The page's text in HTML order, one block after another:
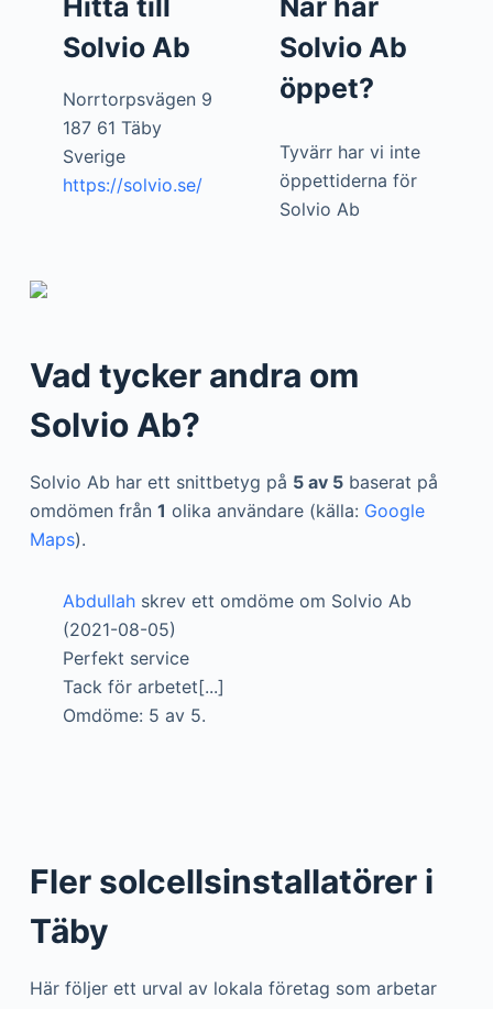
Hitta till
Solvio Ab
Norrtorpsvägen 9
187 61 Täby
Sverige
https://solvio.se/
När har
Solvio Ab
öppet?
Tyvärr har vi inte
öppettiderna för
Solvio Ab
Vad tycker andra om
Solvio Ab?
Solvio Ab har ett snittbetyg på 5 av 5baserat på
omdömen från 1 olika användare (källa: Google
Maps).
Abdullahskrev ett omdöme om Solvio Ab
(2021-08-05)
Perfekt service
Tack för arbetet[...]
Omdöme: 5 av 5.
Fler solcellsinstallatörer i
Täby
Här följer ett urval av lokala företag som arbetar